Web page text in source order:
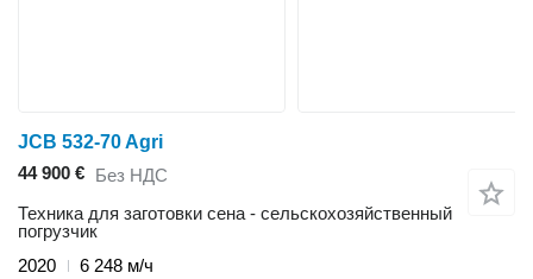
JCB 532-70 Agri
44 900 € Без НДС
Техника для заготовки сена - сельскохозяйственный
погрузчик
2020
6 248 м/ч